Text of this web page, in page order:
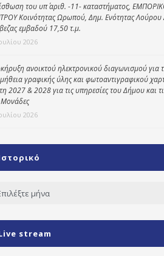
του υπ΄ αριθ. -11- καταστήματος,
Κοινότητας Ωρωπού, Δημ. Ενότητας
εμβαδού 17,50 τ.μ.
2026
ανοικτού ηλεκτρονικού διαγωνισμού για
γραφικής ύλης και φωτοαντιγραφικού
2027 & 2028 για τις υπηρεσίες του Δήμου και
2026
stream